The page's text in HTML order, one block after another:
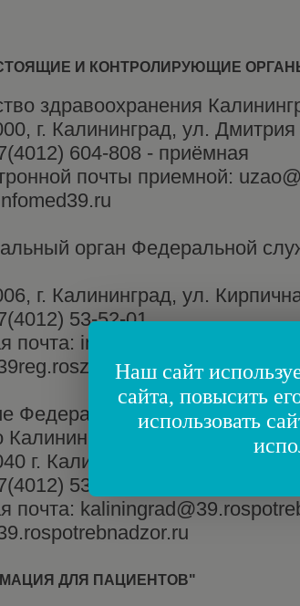
И КОНТРОЛИРУЮЩИЕ
здравоохранения
г. Калининград, ул. Дмитрия
604-808 - приёмная
почты приемной:
орган Федеральной
г. Калининград, ул.
53-52-01
почта:
Федеральной службы по
области
г. Калининград, ул.
53-69-42
почта:
ДЛЯ ПАЦИЕНТОВ"
Наш сайт
сайта, повысить
использовать